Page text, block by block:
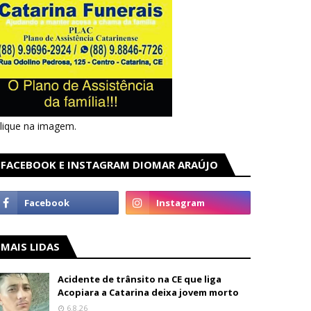
na imagem.
FACEBOOK E INSTAGRAM DIOMAR ARAÚJO
MAIS LIDAS
Acidente de trânsito na CE que liga
Acopiara a Catarina deixa jovem morto
6.8.26